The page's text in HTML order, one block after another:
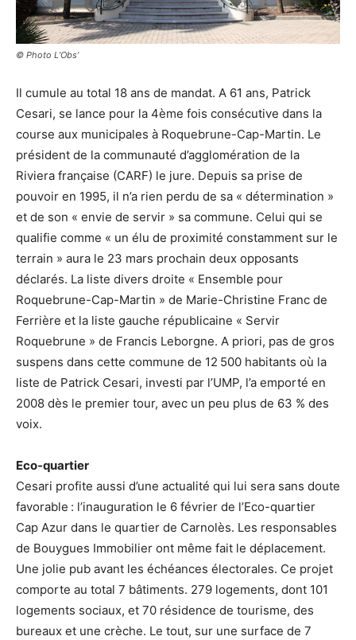
© Photo L’Obs’
Il cumule au total 18 ans de mandat. A 61 ans, Patrick
Cesari, se lance pour la 4ème fois consécutive dans la
course aux municipales à Roquebrune-Cap-Martin. Le
président de la communauté d’agglomération de la
Riviera française (CARF) le jure. Depuis sa prise de
pouvoir en 1995, il n’a rien perdu de sa « détermination »
et de son « envie de servir » sa commune. Celui qui se
qualifie comme « un élu de proximité constamment sur le
terrain » aura le 23 mars prochain deux opposants
déclarés. La liste divers droite « Ensemble pour
Roquebrune-Cap-Martin » de Marie-Christine Franc de
Ferrière et la liste gauche républicaine « Servir
Roquebrune » de Francis Leborgne. A priori, pas de gros
suspens dans cette commune de 12 500 habitants où la
liste de Patrick Cesari, investi par l’UMP, l’a emporté en
2008 dès le premier tour, avec un peu plus de 63 % des
voix.
Eco-quartier
Cesari profite aussi d’une actualité qui lui sera sans doute
favorable : l’inauguration le 6 février de l’Eco-quartier
Cap Azur dans le quartier de Carnolès. Les responsables
de Bouygues Immobilier ont même fait le déplacement.
Une jolie pub avant les échéances électorales. Ce projet
comporte au total 7 bâtiments. 279 logements, dont 101
logements sociaux, et 70 résidence de tourisme, des
bureaux et une crèche. Le tout, sur une surface de 7